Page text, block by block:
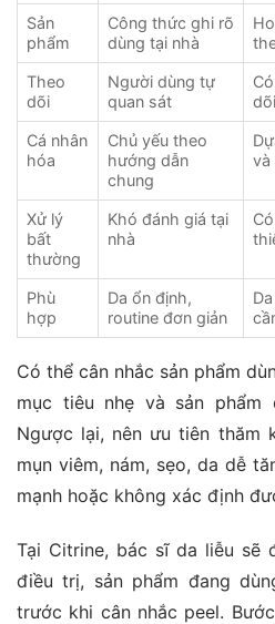
Sản
phẩm
Công thức ghi rõ
dùng tại nhà
Theo
dõi
Người dùng tự
quan sát
Cá nhân
hóa
Chủ yếu theo
hướng dẫn
chung
và
Xử lý
bất
thường
Khó đánh giá tại
nhà
Phù
hợp
Da ổn định,
routine đơn giản
Có thể cân nhắc sản phẩm
mục tiêu nhẹ và sản phẩm
Ngược lại, nên ưu tiên thăm
mụn viêm, nám, sẹo, da dễ
mạnh hoặc không xác định
Tại Citrine, bác sĩ da liễu sẽ
điều trị, sản phẩm đang
trước khi cân nhắc peel.